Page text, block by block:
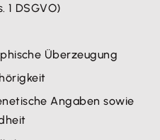
1 DSGVO)
Überzeugung
Angaben sowie